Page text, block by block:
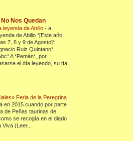
Nos Quedan
leyenda de Abilio-a
de Abilio *[Este año,
7, 8 y 9 de Agosto]*
Ruiz Quintano*
A *Pemán*, por
el día leyendo, su tía
Feria de la Peregrina
en 2015 cuando por parte
de Peñas taurinas de
se recogía en el diario
(Leer...